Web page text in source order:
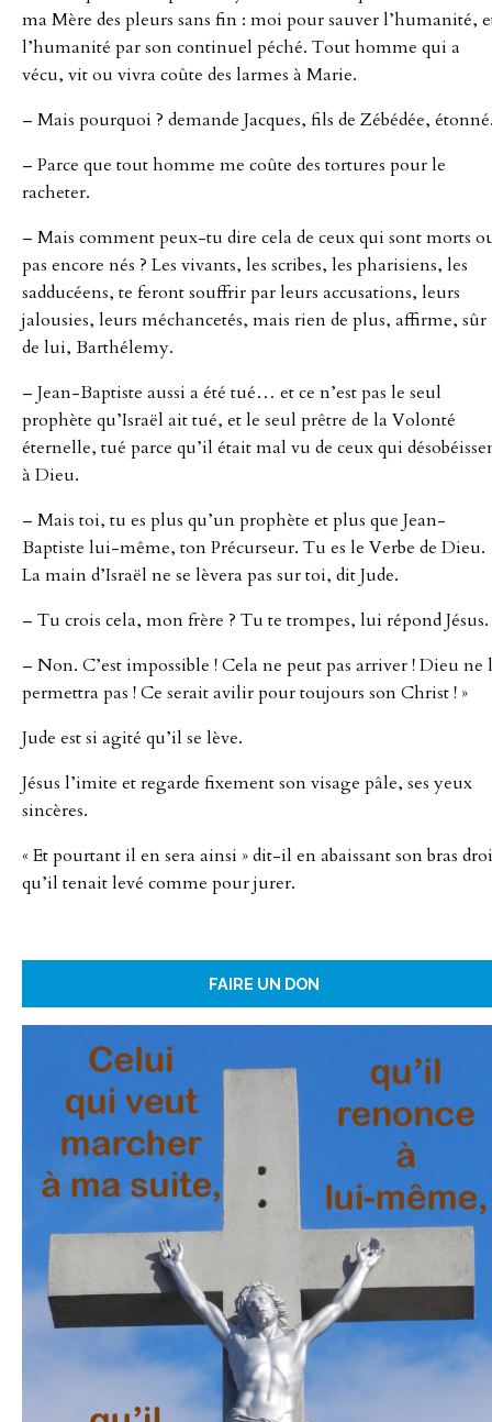
ma Mère des pleurs sans fin : moi pour sauver l’humanité,
l’humanité par son continuel péché. Tout homme qui a
vécu, vit ou vivra coûte des larmes à Marie.
– Mais pourquoi ? demande Jacques, fils de Zébédée,
– Parce que tout homme me coûte des tortures pour le
racheter.
– Mais comment peux-tu dire cela de ceux qui sont morts
pas encore nés ? Les vivants, les scribes, les pharisiens, les
sadducéens, te feront souffrir par leurs accusations, leurs
jalousies, leurs méchancetés, mais rien de plus, affirme, sûr
de lui, Barthélemy.
– Jean-Baptiste aussi a été tué… et ce n’est pas le seul
prophète qu’Israël ait tué, et le seul prêtre de la Volonté
éternelle, tué parce qu’il était mal vu de ceux qui
à Dieu.
– Mais toi, tu es plus qu’un prophète et plus que Jean-
Baptiste lui-même, ton Précurseur. Tu es le Verbe de Dieu.
La main d’Israël ne se lèvera pas sur toi, dit Jude.
– Tu crois cela, mon frère ? Tu te trompes, lui répond Jésus.
– Non. C’est impossible ! Cela ne peut pas arriver ! Dieu ne
permettra pas ! Ce serait avilir pour toujours son Christ ! »
Jude est si agité qu’il se lève.
Jésus l’imite et regarde fixement son visage pâle, ses yeux
sincères.
« Et pourtant il en sera ainsi » dit-il en abaissant son bras
qu’il tenait levé comme pour jurer.
FAIRE UN DON